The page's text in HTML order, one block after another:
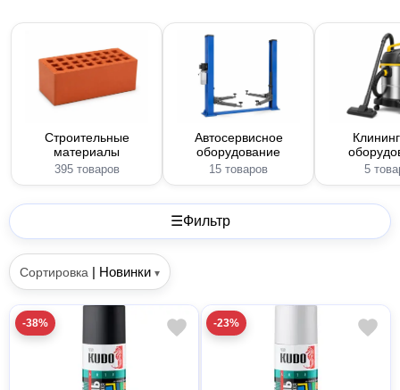
Строительные
материалы
395 товаров
Автосервисное
оборудование
15 товаров 5
☰Фильтр
Сортировка | Новинки ▾
-38% -23%